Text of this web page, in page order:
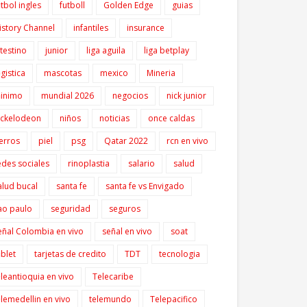
ingles
futboll Golden Edge
guias
Channel
infantiles
insurance
junior liga aguila
liga betplay
mascotas mexico
Mineria
mundial 2026 negocios
nick junior
niños noticias
once caldas
piel psg Qatar 2022
rcn en vivo
sociales
rinoplastia salario
salud
bucal
santa fe
santa fe vs Envigado
paulo
seguridad
seguros
Colombia en vivo
señal en vivo
soat
tarjetas de credito TDT
tecnologia
en vivo
Telecaribe
en vivo
telemundo
Telepacifico